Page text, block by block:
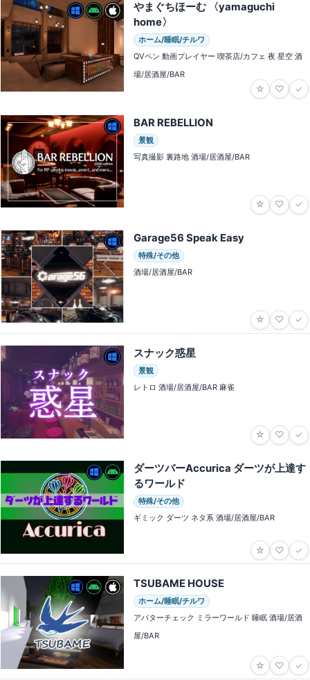
やまぐちほーむ 〈yamaguchi
home〉
ホーム/睡眠/チルワ
QVペン 動画プレイヤー 喫茶店/カフェ 夜 星空 酒
場/居酒屋/BAR
☆ ♡ ✓
BAR REBELLION
景観
写真撮影 裏路地 酒場/居酒屋/BAR
☆ ♡ ✓
Garage56 Speak Easy
特殊/その他
酒場/居酒屋/BAR
☆ ♡ ✓
スナック惑星
景観
レトロ 酒場/居酒屋/BAR 麻雀
☆ ♡ ✓
ダーツバーAccurica ダーツが上達す
るワールド
特殊/その他
ギミック ダーツ ネタ系 酒場/居酒屋/BAR
☆ ♡ ✓
TSUBAME HOUSE
ホーム/睡眠/チルワ
アバターチェック ミラーワールド 睡眠 酒場/居酒
屋/BAR
☆ ♡ ✓